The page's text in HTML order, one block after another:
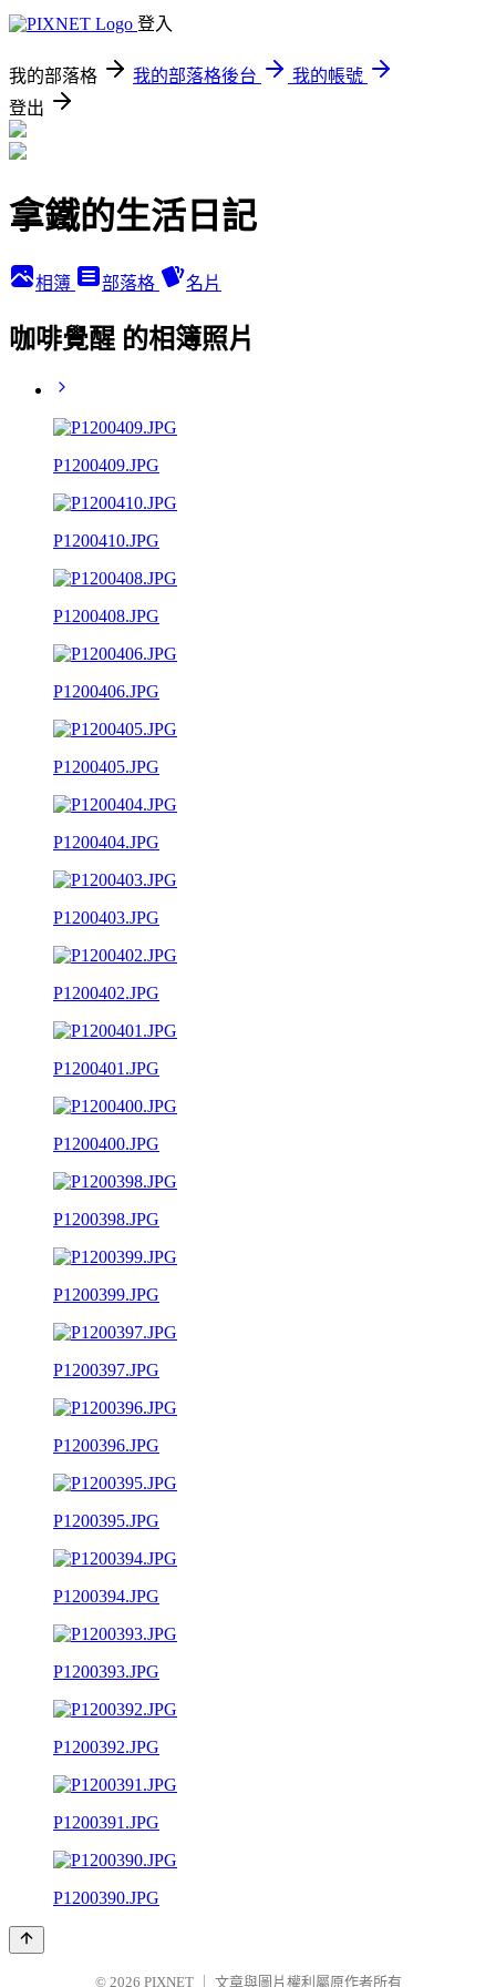
登入
我的部落格 我的部落格後台
我的帳號
登出
拿鐵的生活日記
相簿 部落格 名片
咖啡覺醒 的相簿照片
P1200409.JPG
P1200410.JPG
P1200408.JPG
P1200406.JPG
P1200405.JPG
P1200404.JPG
P1200403.JPG
P1200402.JPG
P1200401.JPG
P1200400.JPG
P1200398.JPG
P1200399.JPG
P1200397.JPG
P1200396.JPG
P1200395.JPG
P1200394.JPG
P1200393.JPG
P1200392.JPG
P1200391.JPG
P1200390.JPG
© 2026 PIXNET 文章與圖片權利屬原作者所有